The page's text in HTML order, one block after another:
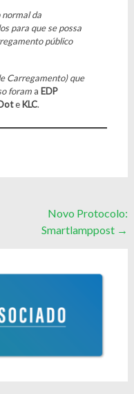
da
para que se possa
público
Carregamento) que
forama EDP
e KLC.
Novo Protocolo:
Smartlamppost →